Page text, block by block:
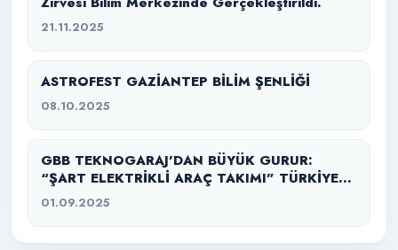
21.11.2025
ASTROFEST GAZİANTEP BİLİM ŞENLİĞİ
08.10.2025
GBB TEKNOGARAJ’DAN BÜYÜK GURUR:
“ŞART ELEKTRİKLİ ARAÇ TAKIMI” TÜRKİYE
ŞAMPİYONU
01.09.2025